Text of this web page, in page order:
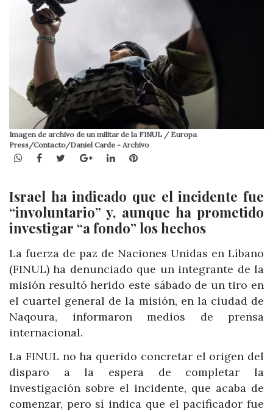
Imagen de archivo de un militar de la FINUL / Europa
Press/Contacto/Daniel Carde - Archivo
WhatsApp
Facebook
TwitterGoogle+LinkedInPinterest
Israel ha indicado que el incidente fue
“involuntario” y, aunque ha prometido
investigar “a fondo” los hechos
La fuerza de paz de Naciones Unidas en Líbano
(FINUL) ha denunciado que un integrante de la
misión resultó herido este sábado de un tiro en
el cuartel general de la misión, en la ciudad de
Naqoura, informaron medios de prensa
internacional.
La FINUL no ha querido concretar el origen del
disparo a la espera de completar la
investigación sobre el incidente, que acaba de
comenzar, pero sí indica que el pacificador fue